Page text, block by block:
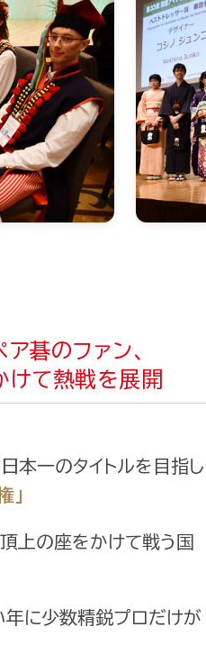
碁のファン、
けて熱戦を展開
本一のタイトルを目指し
」
上の座をかけて戦う国
年に少数精鋭プロだけが